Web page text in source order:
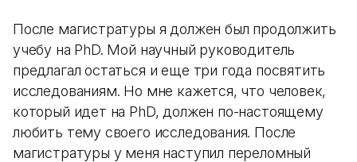
После магистратуры я должен был продолжить
учебу на PhD. Мой научный руководитель
предлагал остаться и еще три года посвятить
исследованиям. Но мне кажется, что человек,
который идет на PhD, должен по-настоящему
любить тему своего исследования. После
магистратуры у меня наступил переломный